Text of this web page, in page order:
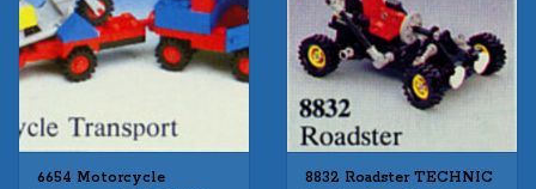
6654 Motorcycle
8832 Roadster TECHNIC